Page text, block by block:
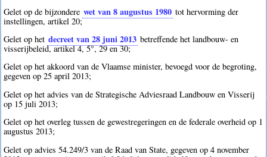
Gelet op de bijzondere wet van 8 augustus 1980 tot hervorming der
instellingen, artikel 20;
Gelet op het decreet van 28 juni 2013 betreffende het landbouw- en
visserijbeleid, artikel 4, 5°, 29 en 30;
Gelet op het akkoord van de Vlaamse minister, bevoegd voor de begroting,
gegeven op 25 april 2013;
Gelet op het advies van de Strategische Adviesraad Landbouw en Visserij
op 15 juli 2013;
Gelet op het overleg tussen de gewestregeringen en de federale overheid op 1
augustus 2013;
Gelet op advies 54.249/3 van de Raad van State, gegeven op 4 november